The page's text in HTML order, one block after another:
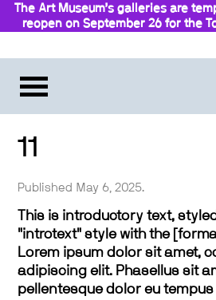
The Art Museum’s galleries are
reopen on September 26 for the
11
Published May 6, 2025.
This is introductory text,
"introtext" style with the
Lorem ipsum dolor sit amet,
adipiscing elit. Phasellus sit
pellentesque dolor eu